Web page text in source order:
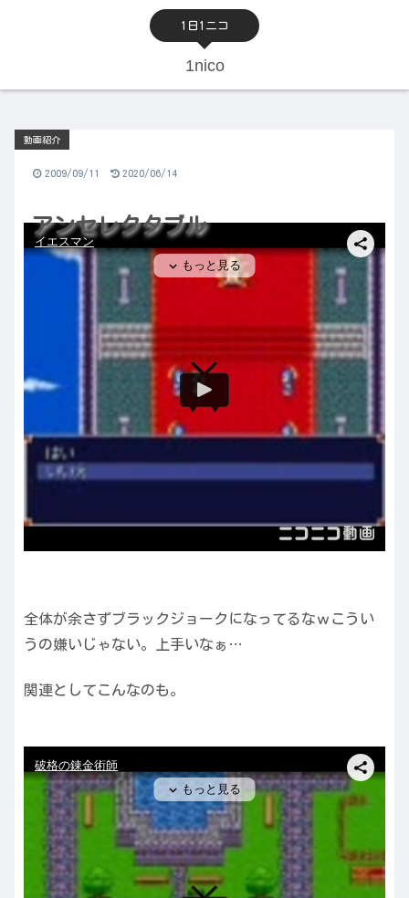
1日1ニコ
1nico
アンセレクタブル
動画紹介
2009/09/11 2020/06/14
全体が余さずブラックジョークになってるなｗこうい
うの嫌いじゃない。上手いなぁ…
関連としてこんなのも。